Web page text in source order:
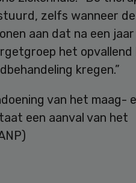
zelfs wanneer
aan dat na een jaar
het opvallend
kregen.”
van het maag-
een aanval van het